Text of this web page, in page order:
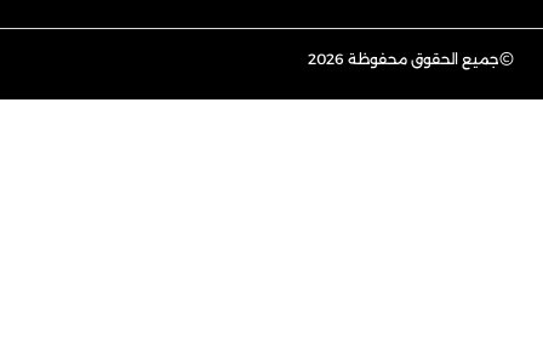
©جميع الحقوق محفوظة 2026